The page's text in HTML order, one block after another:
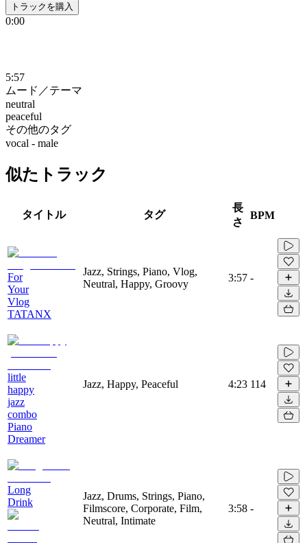
トラックを購入
0:00
5:57
ムード／テーマ
neutral
peaceful
その他のタグ
vocal - male
似たトラック
タイトル タグ
長
さ
BPM
For
Your
Vlog
TATANX
Jazz, Strings, Piano, Vlog,
Neutral, Happy, Groovy
3:57 -
little
happy
jazz
combo
Piano
Dreamer
Jazz, Happy, Peaceful 4:23 114
Long
Drink
Jazz, Drums, Strings, Piano,
Filmscore, Corporate, Film,
Neutral, Intimate
3:58 -